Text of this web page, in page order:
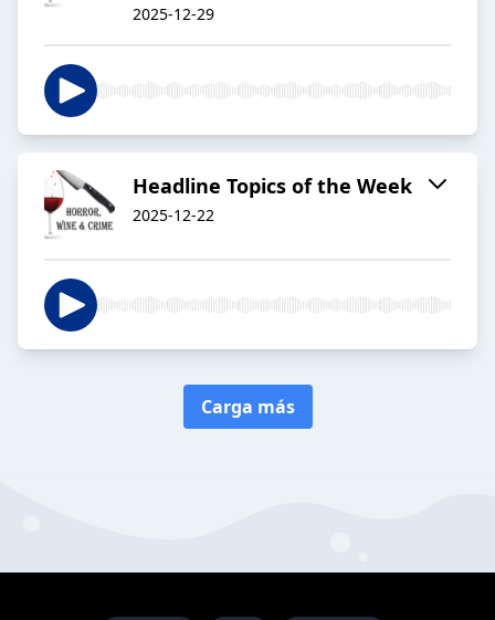
2025-12-29
Headline Topics of the Week
2025-12-22
Carga más